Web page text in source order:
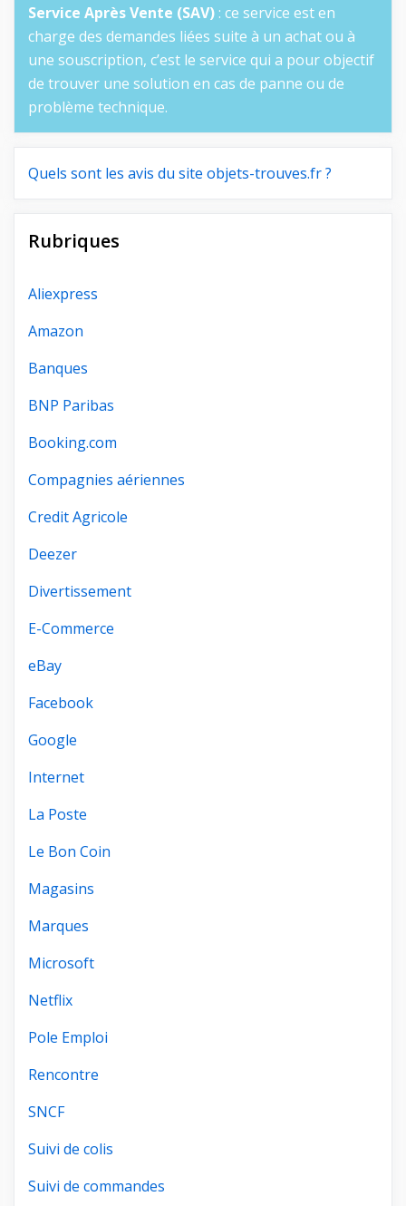
Service Après Vente (SAV) : ce service est en
charge des demandes liées suite à un achat ou à
une souscription, c’est le service qui a pour objectif
de trouver une solution en cas de panne ou de
problème technique.
Quels sont les avis du site objets-trouves.fr ?
Rubriques
Aliexpress
Amazon
Banques
BNP Paribas
Booking.com
Compagnies aériennes
Credit Agricole
Deezer
Divertissement
E-Commerce
eBay
Facebook
Google
Internet
La Poste
Le Bon Coin
Magasins
Marques
Microsoft
Netflix
Pole Emploi
Rencontre
SNCF
Suivi de colis
Suivi de commandes